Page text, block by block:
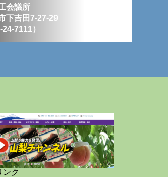
会議所
下吉田7-27-29
7111）
ンク